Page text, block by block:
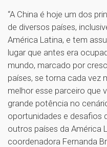
“A China é hoje um dos
de diversos países,
América Latina, e tem
lugar que antes era
mundo, marcado por
países, se torna cada vez
melhor esse parceiro que
grande potência no
oportunidades e desafios
outros países da América
coordenadora Fernanda